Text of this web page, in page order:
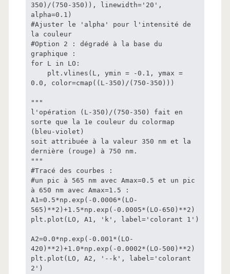
350)/(750-350)), linewidth='20',
alpha=0.1)
#Ajuster le 'alpha' pour l'intensité de
la couleur
#Option 2 : dégradé à la base du
graphique :
for L in LO:
0.0, color=cmap((L-350)/(750-350)))
"""
l'opération (L-350)/(750-350) fait en
sorte que la 1e couleur du colormap
(bleu-violet)
soit attribuée à la valeur 350 nm et la
dernière (rouge) à 750 nm.
"""
#Tracé des courbes :
#un pic à 565 nm avec Amax=0.5 et un pic
à 650 nm avec Amax=1.5 :
A1=0.5*np.exp(-0.0006*(LO-
565)**2)+1.5*np.exp(-0.0005*(LO-650)**2)
plt.plot(LO, A1, 'k', label='colorant 1')
A2=0.0*np.exp(-0.001*(LO-
420)**2)+1.0*np.exp(-0.0002*(LO-500)**2)
plt.plot(LO, A2, '--k', label='colorant
2')